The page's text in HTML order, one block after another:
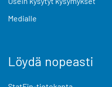
Medialle
Löydä nopeasti